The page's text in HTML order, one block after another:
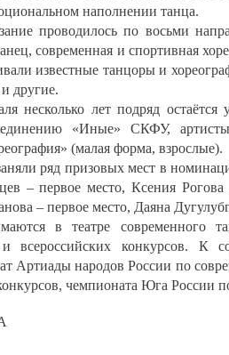
наполнении танца.
проводилось по восьми
современная и спортивная
известные танцоры и
другие.
несколько лет подряд
«Иные» СКФУ,
(малая форма, взрослые).
ряд призовых мест в
– первое место, Ксения
– первое место, Даяна
в театре современного
всероссийских конкурсов. К
Артиады народов России по
чемпионата Юга России